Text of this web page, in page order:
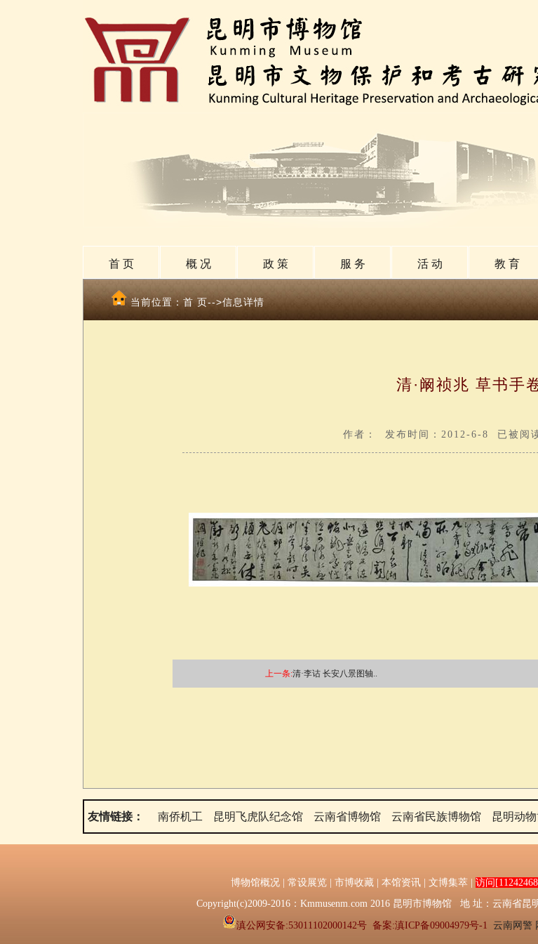
首 页 概 况 政 策 服 务 活 动 教 育
当前位置： 首 页-->信息详情
清·阚祯兆 草书手
作者： 发布时间：2012-6-8 已被阅
上一条:清·李诂 长安八景图轴..
友情链接： 南侨机工 昆明飞虎队纪念馆 云南省博物馆 云南省民族博物馆 昆明动
博物馆概况| 常设展览| 市博收藏| 本馆资讯| 文博集萃| 访问
Copyright(c)2009-2016：Kmmusenm.com 2016 昆明市博物馆 地 址：云南省昆
滇公网安备:53011102000142号 备案:滇ICP备09004979号-1 云南网警